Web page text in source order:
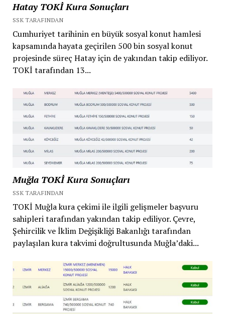
Hatay TOKİ Kura Sonuçları
SSK TARAFINDAN
Cumhuriyet tarihinin en büyük sosyal konut hamlesi
kapsamında hayata geçirilen 500 bin sosyal konut
projesinde süreç Hatay için de yakından takip ediliyor.
TOKİ tarafından 13...
Muğla TOKİ Kura Sonuçları
SSK TARAFINDAN
TOKİ Muğla kura çekimi ile ilgili gelişmeler başvuru
sahipleri tarafından yakından takip ediliyor. Çevre,
Şehircilik ve İklim Değişikliği Bakanlığı tarafından
paylaşılan kura takvimi doğrultusunda Muğla’daki...